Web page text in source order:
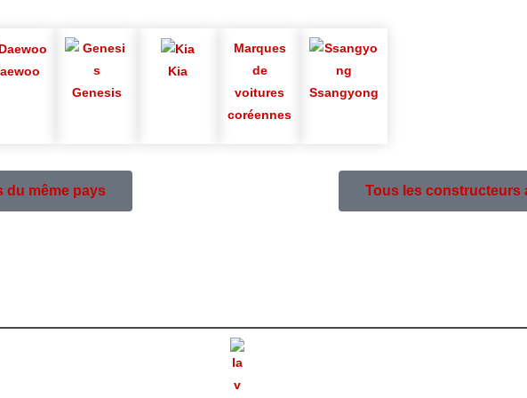
Genesis
Kia
Marques
de
voitures
coréennes
Ssangyong
du même pays Tous les constructeurs